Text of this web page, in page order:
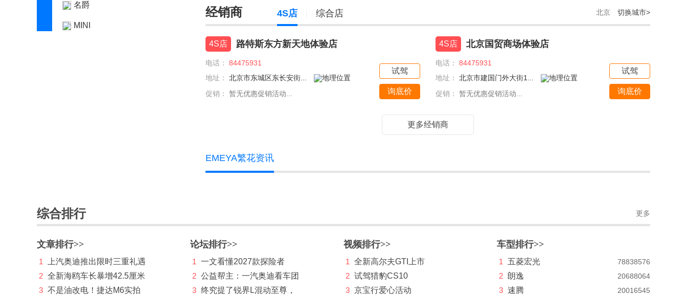
名爵
MINI
启境
奇瑞
奇瑞新能源
经销商 北京 切换城市>
4S店 综合店
4S店 路特斯东方新天地体验店
电话：
84475931
地址：
北京市东城区东长安街...
促销：
暂无优惠促销活动...
试驾
询底价
4S店 北京国贸商场体验店
电话：
84475931
地址：
北京市建国门外大街1...
促销：
暂无优惠促销活动...
试驾
询底价
更多经销商
EMEYA繁花资讯
综合排行 更多
文章排行>>
1
上汽奥迪推出限时三重礼遇
2 全新海鸥车长暴增42.5厘米
3 不是油改电！捷达M6实拍
论坛排行>>
1
一文看懂2027款探险者
2 公益帮主：一汽奥迪看车团
3 终究提了锐界L混动至尊，
视频排行>>
1
全新高尔夫GTI上市
2 试驾猎豹CS10
3 京宝行爱心活动
车型排行>>
1 五菱宏光 78838576
2 朗逸 20688064
3 速腾 20016545